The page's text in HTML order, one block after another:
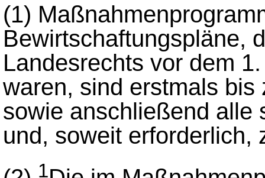
(1)
Bewirtschaftungspläne,
Landesrechts vor dem
waren, sind erstmals
sowie anschließend alle
und, soweit erforderlich,
1